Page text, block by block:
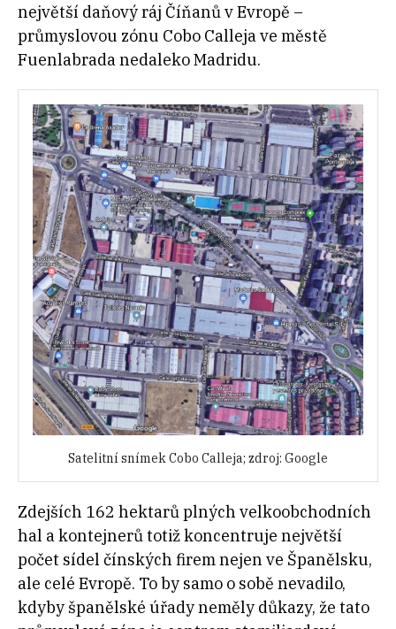
největší daňový ráj Číňanů v Evropě –
průmyslovou zónu Cobo Calleja ve městě
Fuenlabrada nedaleko Madridu.
Satelitní snímek Cobo Calleja; zdroj: Google
Zdejších 162 hektarů plných velkoobchodních
hal a kontejnerů totiž koncentruje největší
počet sídel čínských firem nejen ve Španělsku,
ale celé Evropě. To by samo o sobě nevadilo,
kdyby španělské úřady neměly důkazy, že tato